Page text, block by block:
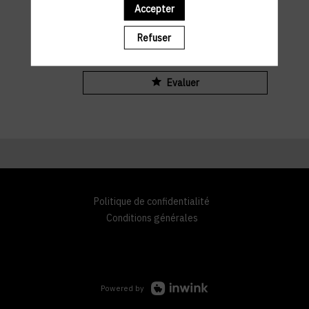
JD
JulienDickeli
Maison Moderne
Evaluer
Politique de confidentialité
Conditions générales
Powered by
Accepter
Refuser